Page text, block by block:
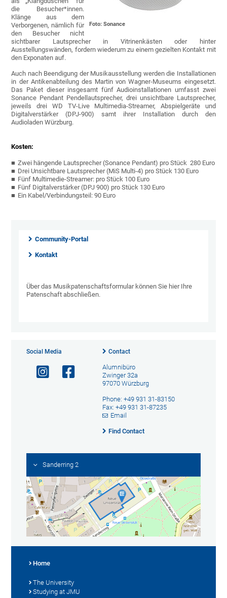
Foto: Sonance
die Besucher*innen.
Klänge aus dem
Verborgenen, nämlich für
den Besucher nicht
sichtbarer Lautsprecher in Vitrinenkästen oder hinter
Ausstellungswänden, fordern wiederum zu einem gezielten Kontakt mit
den Exponaten auf.
Auch nach Beendigung der Musikausstellung werden die Installationen
in der Antikenabteilung des Martin von Wagner-Museums eingesetzt.
Das Paket dieser insgesamt fünf Audioinstallationen umfasst zwei
Sonance Pendant Pendellautsprecher, drei unsichtbare Lautsprecher,
jeweils drei WD TV-Live Multimedia-Streamer, Abspielgeräte und
Digitalverstärker (DPJ-900) samt ihrer Installation durch den
Audioladen Würzburg.
Kosten:
Zwei hängende Lautsprecher (Sonance Pendant) pro Stück 280 Euro
Drei Unsichtbare Lautsprecher (MiS Multi-4) pro Stück 130 Euro
Fünf Multimedie-Streamer: pro Stück 100 Euro
Fünf Digitalverstärker (DPJ 900) pro Stück 130 Euro
Ein Kabel/Verbindungsteil: 90 Euro
Community-Portal
Kontakt
Über das Musikpatenschaftsformular können Sie hier Ihre
Patenschaft abschließen.
Social Media Contact
Alumnibüro
Zwinger 32a
97070 Würzburg
Phone: +49 931 31-83150
Fax: +49 931 31-87235
Email
Find Contact
Sanderring 2
Home
The University
Studying at JMU